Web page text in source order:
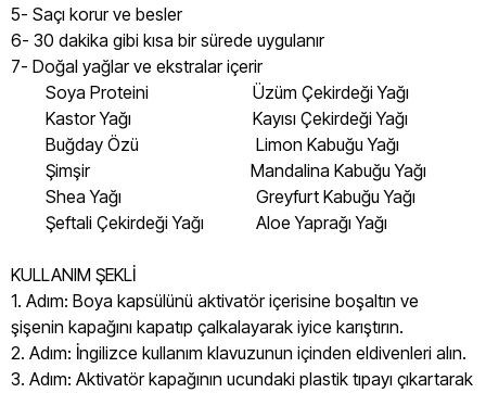
5- Saçı korur ve besler
6- 30 dakika gibi kısa bir sürede uygulanır
7- Doğal yağlar ve ekstralar içerir
Soya Proteini Üzüm Çekirdeği Yağı
Kastor Yağı Kayısı Çekirdeği Yağı
Buğday Özü Limon Kabuğu Yağı
Şimşir Mandalina Kabuğu Yağı
Shea Yağı Greyfurt Kabuğu Yağı
Şeftali Çekirdeği Yağı Aloe Yaprağı Yağı
KULLANIM ŞEKLİ
1. Adım: Boya kapsülünü aktivatör içerisine boşaltın ve
şişenin kapağını kapatıp çalkalayarak iyice karıştırın.
2. Adım: İngilizce kullanım klavuzunun içinden eldivenleri alın.
3. Adım: Aktivatör kapağının ucundaki plastik tıpayı çıkartarak